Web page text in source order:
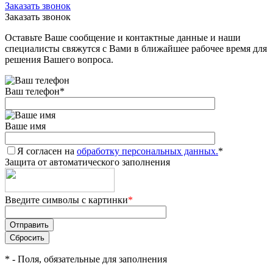
Заказать звонок
Заказать звонок
Оставьте Ваше сообщение и контактные данные и наши
специалисты свяжутся с Вами в ближайшее рабочее время для
решения Вашего вопроса.
Ваш телефон*
Ваше имя
Я согласен на обработку персональных данных.*
Защита от автоматического заполнения
Введите символы с картинки*
* - Поля, обязательные для заполнения